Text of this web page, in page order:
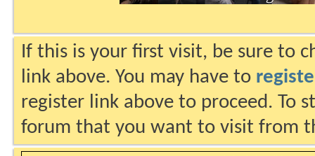
If this is your first visit, be sure to
link above. You may have to
register link above to proceed. To
forum that you want to visit from